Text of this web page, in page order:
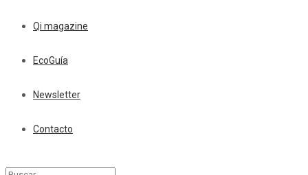
Qi magazine
EcoGuía
Newsletter
Contacto